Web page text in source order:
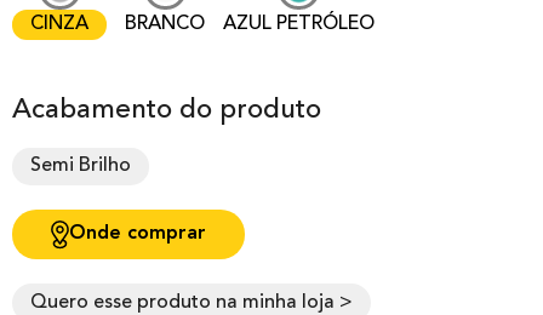
CINZA BRANCO AZUL PETRÓLEO
Acabamento do produto
Semi Brilho
Onde comprar
Quero esse produto na minha loja >